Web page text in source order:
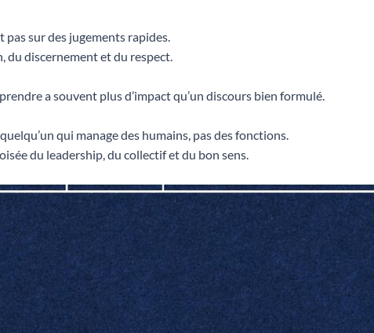
pas sur des jugements rapides.
du discernement et du respect.
a souvent plus d’impact qu’un discours bien formulé.
qui manage des humains, pas des fonctions.
du leadership, du collectif et du bon sens.